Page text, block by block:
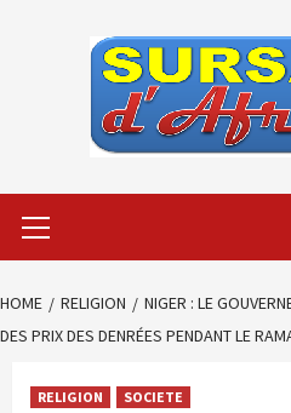
Menu
HOME RELIGION
NIGER : LE
DES PRIX DES DENRÉES PENDANT LE
RELIGION SOCIETE